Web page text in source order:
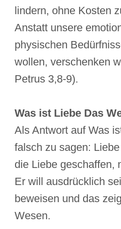
lindern, ohne Kosten
Anstatt unsere
physischen
wollen, verschenken
Petrus 3,8-9).
Was ist Liebe Das
Als Antwort auf Was
falsch zu sagen:
die Liebe geschaffen,
Er will ausdrücklich
beweisen und das
Wesen.